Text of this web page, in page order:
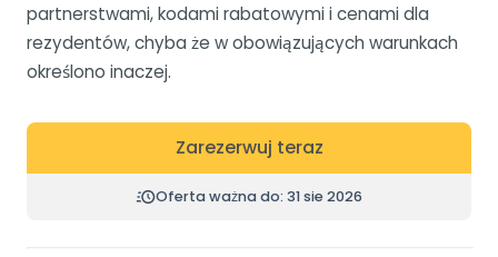
partnerstwami, kodami rabatowymi i cenami dla
rezydentów, chyba że w obowiązujących warunkach
określono inaczej.
Zarezerwuj teraz
Oferta ważna do: 31 sie 2026